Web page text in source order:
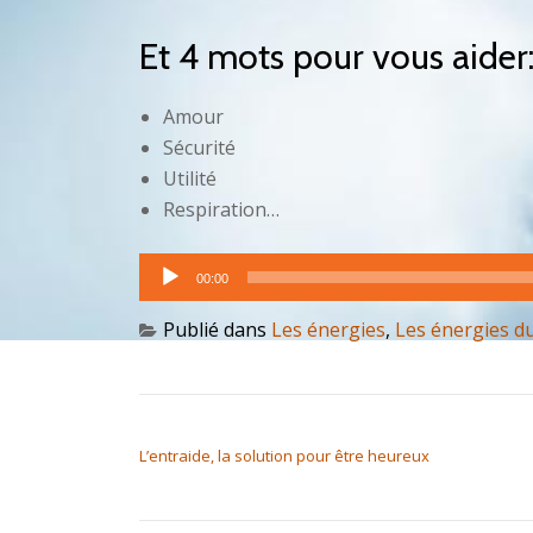
Et 4 mots pour vous aider:
Amour
Sécurité
Utilité
Respiration…
Lecteur
audio
00:00
Publié dans Les énergies, Les énergies
L’entraide, la solution pour être heureux